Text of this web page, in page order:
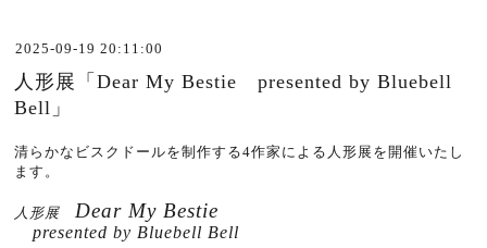
2025-09-19 20:11:00
人形展「Dear My Bestie presented by Bluebell
Bell」
清らかなビスクドールを制作する4作家による人形展を開催いたし
ます。
人形展Dear My Bestie
presented by Bluebell Bell